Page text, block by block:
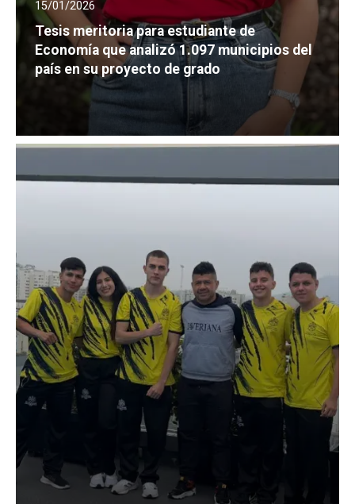
15/01/2026
Tesis meritoria para estudiante de
Economía que analizó 1.097 municipios del
país en su proyecto de grado